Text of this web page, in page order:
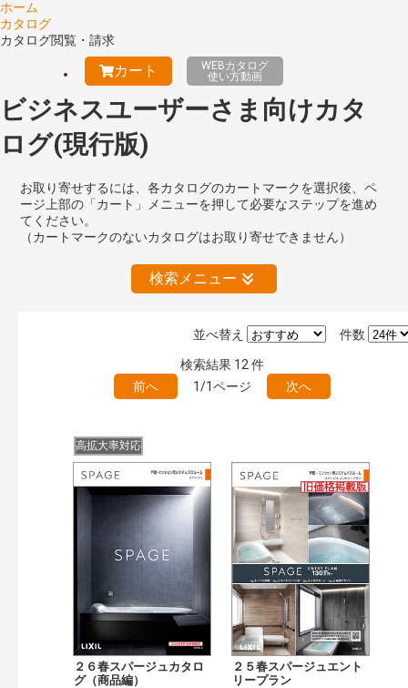
ホーム
カタログ
カタログ閲覧・請求
カート
WEBカタログ
使い方動画
ビジネスユーザーさま向けカタ
ログ(現行版)
お取り寄せするには、各カタログのカートマークを選択後、ペ
ージ上部の「カート」メニューを押して必要なステップを進め
てください。
（カートマークのないカタログはお取り寄せできません）
検索メニュー
絞り込みの解除
キーワード検索（あいまい）
目次も検索 検 索
まずはここから（5）
施工イメージ・アイデア集（10）
省エネ住宅関連（1）
補助金・優遇制度を知る（2）
窓・シャッター（14）
玄関ドア・引戸（6）
インテリア建材（10）
エクステリア（3）
件数
並べ替え
検索結果 12 件
前へ
1/1ページ 次へ
高拡大率対応
２６春スパージュカタロ
グ（商品編）
２５春スパージュエント
リープラン